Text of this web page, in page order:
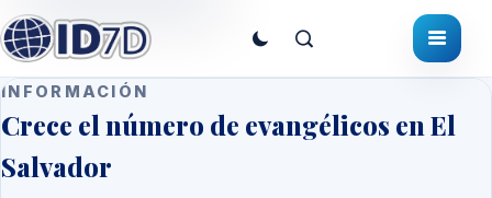
INFORMACIÓN
Crece el número de evangélicos en El
Salvador